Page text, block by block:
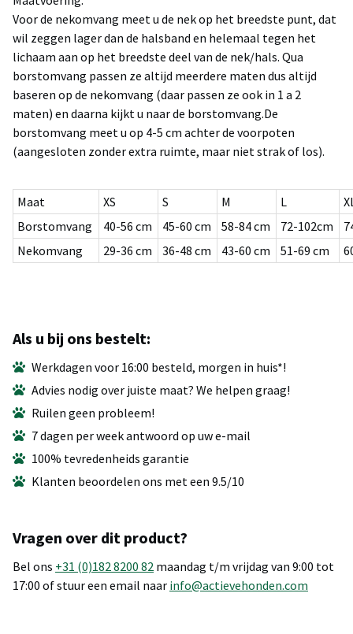
Voor de nekomvang meet u de nek op het breedste punt, dat
wil zeggen lager dan de halsband en helemaal tegen het
lichaam aan op het breedste deel van de nek/hals. Qua
borstomvang passen ze altijd meerdere maten dus altijd
baseren op de nekomvang (daar passen ze ook in 1 a 2
maten) en daarna kijkt u naar de borstomvang.De
borstomvang meet u op 4-5 cm achter de voorpoten
(aangesloten zonder extra ruimte, maar niet strak of los).
Maat XS S M L
Borstomvang
40-56 cm 45-60 cm 58-84 cm 72-102cm
Nekomvang
29-36 cm 36-48 cm 43-60 cm 51-69 cm
Als u bij ons bestelt:
Werkdagen voor 16:00 besteld, morgen in huis*!
Advies nodig over juiste maat? We helpen graag!
Ruilen geen probleem!
7 dagen per week antwoord op uw e-mail
100% tevredenheids garantie
Klanten beoordelen ons met een 9.5/10
Vragen over dit product?
Bel ons +31 (0)182 8200 82 maandag t/m vrijdag van 9:00 tot
17:00 of stuur een email naar info@actievehonden.com